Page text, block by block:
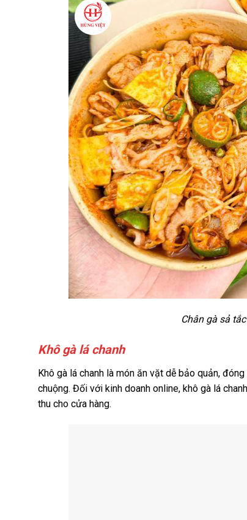
Chân gà sả
Khô gà lá chanh
Khô gà lá chanh là món ăn vặt dễ bảo quản,
chuộng. Đối với kinh doanh online, khô gà lá
thu cho cửa hàng.